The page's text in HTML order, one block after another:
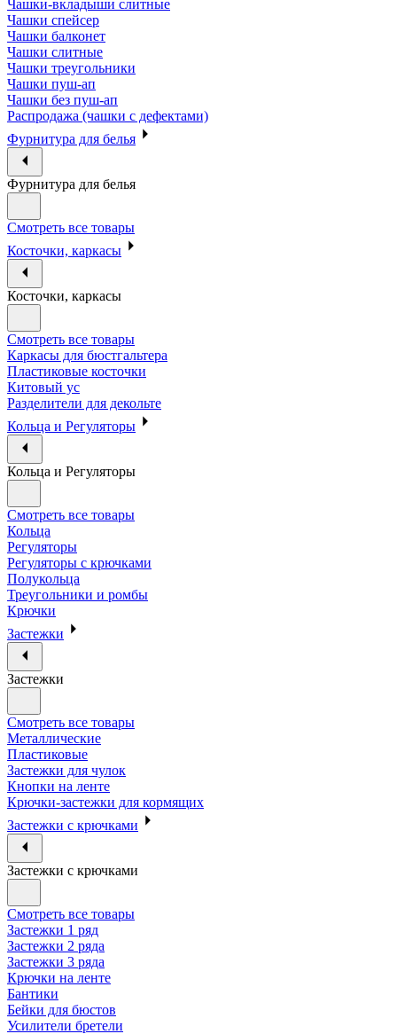
Чашки-вкладыши слитные
Чашки спейсер
Чашки балконет
Чашки слитные
Чашки треугольники
Чашки пуш-ап
Чашки без пуш-ап
Распродажа (чашки с дефектами)
Фурнитура для белья
Фурнитура для белья
Смотреть все товары
Косточки, каркасы
Косточки, каркасы
Смотреть все товары
Каркасы для бюстгальтера
Пластиковые косточки
Китовый ус
Разделители для декольте
Кольца и Регуляторы
Кольца и Регуляторы
Смотреть все товары
Кольца
Регуляторы
Регуляторы с крючками
Полукольца
Треугольники и ромбы
Крючки
Застежки
Застежки
Смотреть все товары
Металлические
Пластиковые
Застежки для чулок
Кнопки на ленте
Крючки-застежки для кормящих
Застежки с крючками
Застежки с крючками
Смотреть все товары
Застежки 1 ряд
Застежки 2 ряда
Застежки 3 ряда
Крючки на ленте
Бантики
Бейки для бюстов
Усилители бретели